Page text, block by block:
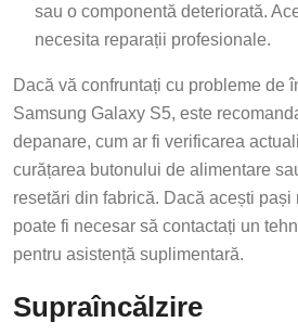
sau o componentă deteriorată.
necesita reparații profesionale.
Dacă vă confruntați cu probleme de
Samsung Galaxy S5, este
depanare, cum ar fi verificarea
curățarea butonului de alimentare
resetări din fabrică. Dacă acești pași
poate fi necesar să contactați un
pentru asistență suplimentară.
Supraîncălzire